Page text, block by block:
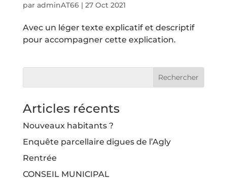
par adminAT66| 27 Oct 2021
Avec un léger texte explicatif et descriptif
pour accompagner cette explication.
Articles récents
Nouveaux habitants ?
Enquête parcellaire digues de l’Agly
Rentrée
CONSEIL MUNICIPAL